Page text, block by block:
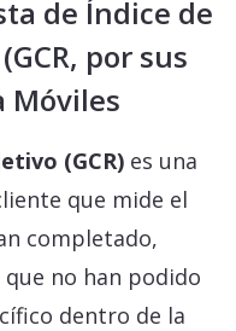
de Índice de
por sus
Móviles
(GCR) es una
que mide el
completado,
no han podido
dentro de la